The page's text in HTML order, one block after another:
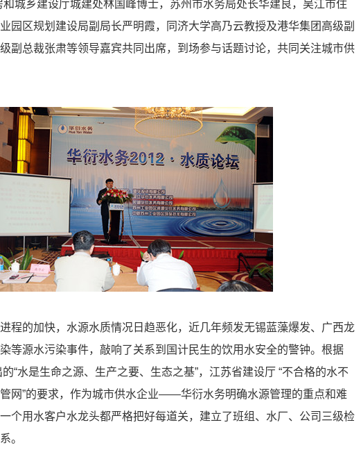
和城乡建设厅城建处林国峰博士，苏州市水务局处长华建良，吴江市住
园区规划建设局副局长严明霞，同济大学高乃云教授及港华集团高级副
副总裁张肃等领导嘉宾共同出席，到场参与话题讨论，共同关注城市供
程的加快，水源水质情况日趋恶化，近几年频发无锡蓝藻爆发、广西龙
等源水污染事件，敲响了关系到国计民生的饮用水安全的警钟。根据
“水是生命之源、生产之要、生态之基”，江苏省建设厅 “不合格的水不
网”的要求，作为城市供水企业——华衍水务明确水源管理的重点和难
个用水客户水龙头都严格把好每道关，建立了班组、水厂、公司三级检
。